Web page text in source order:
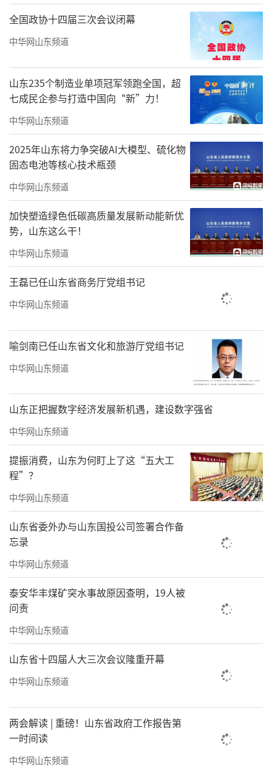
的。”
担任更多行政工作后，时间变得零
散。“能够安安静静坐下来画画写字，那是非
常幸福的事情。”他笑言，“古代文人也一
样。工作第一，画画第二。”
行进与变迁
采访当天，我们行走在福建师范大学美术
馆，正在进行的展览是“行进与变迁——当代山
水画的学术梳理与呈现”，这是一场全国高校
联合巡展。展览汇集了20世纪50年代至90年代
出生的百余位代表性山水画家作品，呈现中国
山水画四十年的发展脉络。
罗礼平既是这场展览的学术主持，也是参
展画家。“有些学术主持是理论家，不一定画
画。我刚好两边都做。”站在创作者的本位，
面对的是构图、笔墨、偶然性的问题；而做学
术主持，必须把“我”退后一步，需要有更宽
阔的视野和清晰的学术观点。
这场展览被视作一个重要契机——深度挖掘
闽地特色美术资源，推动传统山水文脉、地域
美术风貌与当代艺术创作深度融合。从闽西客
家传统到闽南海洋文化，从福州漆艺到文脉的
传承与更迭，他深耕多年的区域美术研究，正
在转化为教学与创作的资源。
全国政协十四届三次会议闭幕
中华网山东频道
山东235个制造业单项冠军领跑全国，超
七成民企参与打造中国向“新”力！
中华网山东频道
2025年山东将力争突破AI大模型、硫化物
固态电池等核心技术瓶颈
中华网山东频道
加快塑造绿色低碳高质量发展新动能新优
势，山东这么干！
中华网山东频道
王磊已任山东省商务厅党组书记
中华网山东频道
喻剑南已任山东省文化和旅游厅党组书记
中华网山东频道
山东正把握数字经济发展新机遇，建设数字强省
中华网山东频道
提振消费，山东为何盯上了这“五大工
程”？
中华网山东频道
山东省委外办与山东国投公司签署合作备
忘录
中华网山东频道
泰安华丰煤矿突水事故原因查明，19人被
问责
中华网山东频道
山东省十四届人大三次会议隆重开幕
中华网山东频道
两会解读 | 重磅！山东省政府工作报告第
一时间读
中华网山东频道